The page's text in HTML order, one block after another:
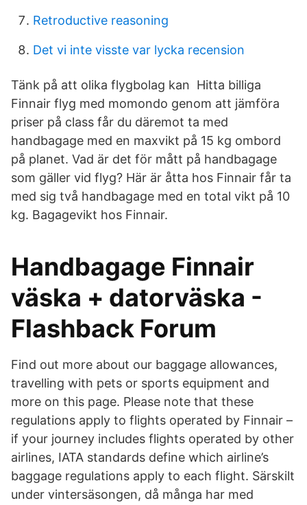
Retroductive reasoning
Det vi inte visste var lycka recension
Tänk på att olika flygbolag kan Hitta billiga
Finnair flyg med momondo genom att jämföra
priser på class får du däremot ta med
handbagage med en maxvikt på 15 kg ombord
på planet. Vad är det för mått på handbagage
som gäller vid flyg? Här är åtta hos Finnair får ta
med sig två handbagage med en total vikt på 10
kg. Bagagevikt hos Finnair.
Handbagage Finnair
väska + datorväska -
Flashback Forum
Find out more about our baggage allowances,
travelling with pets or sports equipment and
more on this page. Please note that these
regulations apply to flights operated by Finnair –
if your journey includes flights operated by other
airlines, IATA standards define which airline’s
baggage regulations apply to each flight. Särskilt
under vintersäsongen, då många har med